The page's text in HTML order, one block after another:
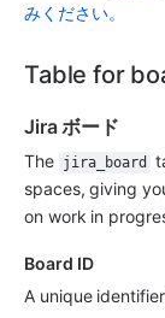
みください。
Table for
Jira ボード
The jira_board
spaces, giving
on work in
Board ID
A unique